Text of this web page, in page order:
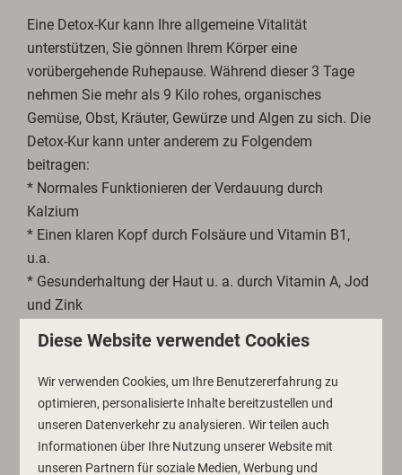
Eine Detox-Kur kann Ihre allgemeine Vitalität
unterstützen, Sie gönnen Ihrem Körper eine
vorübergehende Ruhepause. Während dieser 3 Tage
nehmen Sie mehr als 9 Kilo rohes, organisches
Gemüse, Obst, Kräuter, Gewürze und Algen zu sich. Die
Detox-Kur kann unter anderem zu Folgendem
beitragen:
* Normales Funktionieren der Verdauung durch
Kalzium
* Einen klaren Kopf durch Folsäure und Vitamin B1,
u.a.
* Gesunderhaltung der Haut u. a. durch Vitamin A, Jod
und Zink
Kalzium und Magnesium
* Schutz vor oxidativen Schäden u. a. durch Vitamin C,
Vitamin E und Mangan
* Regulierung der Hormontätigkeit durch die Vitamine
B6 und Zink
* Normale Schilddrüsenhormonproduktion durch Jod
Diese Website verwendet Cookies
Wir verwenden Cookies, um Ihre Benutzererfahrung zu
optimieren, personalisierte Inhalte bereitzustellen und
unseren Datenverkehr zu analysieren. Wir teilen auch
Informationen über Ihre Nutzung unserer Website mit
unseren Partnern für soziale Medien, Werbung und